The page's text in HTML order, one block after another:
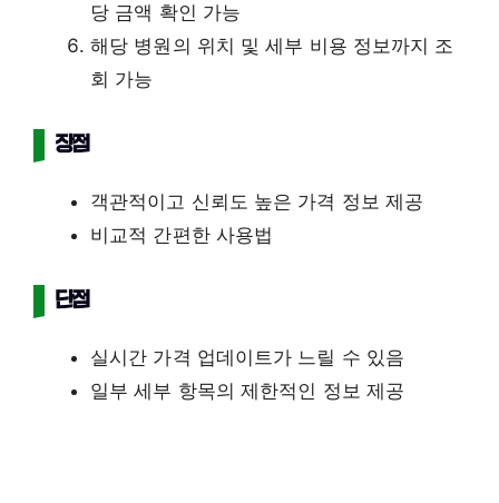
당 금액 확인 가능
해당 병원의 위치 및 세부 비용 정보까지 조
회 가능
장점
객관적이고 신뢰도 높은 가격 정보 제공
비교적 간편한 사용법
단점
실시간 가격 업데이트가 느릴 수 있음
일부 세부 항목의 제한적인 정보 제공